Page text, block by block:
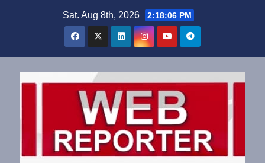
Sat. Aug 8th, 2026 2:18:07 PM